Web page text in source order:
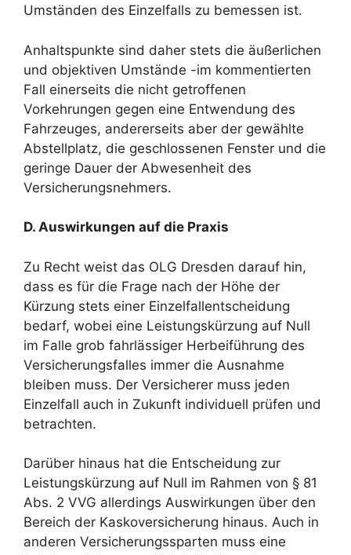
Umständen des Einzelfalls zu bemessen ist.
Anhaltspunkte sind daher stets die äußerlichen
und objektiven Umstände -im kommentierten
Fall einerseits die nicht getroffenen
Vorkehrungen gegen eine Entwendung des
Fahrzeuges, andererseits aber der gewählte
Abstellplatz, die geschlossenen Fenster und die
geringe Dauer der Abwesenheit des
Versicherungsnehmers.
D. Auswirkungen auf die Praxis
Zu Recht weist das OLG Dresden darauf hin,
dass es für die Frage nach der Höhe der
Kürzung stets einer Einzelfallentscheidung
bedarf, wobei eine Leistungskürzung auf Null
im Falle grob fahrlässiger Herbeiführung des
Versicherungsfalles immer die Ausnahme
bleiben muss. Der Versicherer muss jeden
Einzelfall auch in Zukunft individuell prüfen und
betrachten.
Darüber hinaus hat die Entscheidung zur
Leistungskürzung auf Null im Rahmen von § 81
Abs. 2 VVG allerdings Auswirkungen über den
Bereich der Kaskoversicherung hinaus. Auch in
anderen Versicherungssparten muss eine